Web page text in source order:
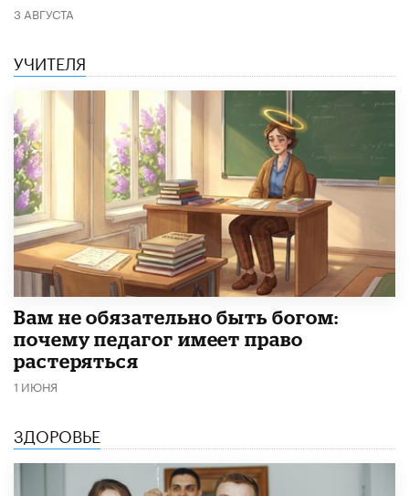
3 АВГУСТА
УЧИТЕЛЯ
​Вам не обязательно быть богом:
почему педагог имеет право
растеряться
1 ИЮНЯ
ЗДОРОВЬЕ